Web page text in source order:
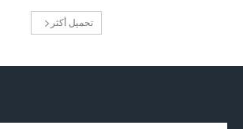
تحميل أكثر